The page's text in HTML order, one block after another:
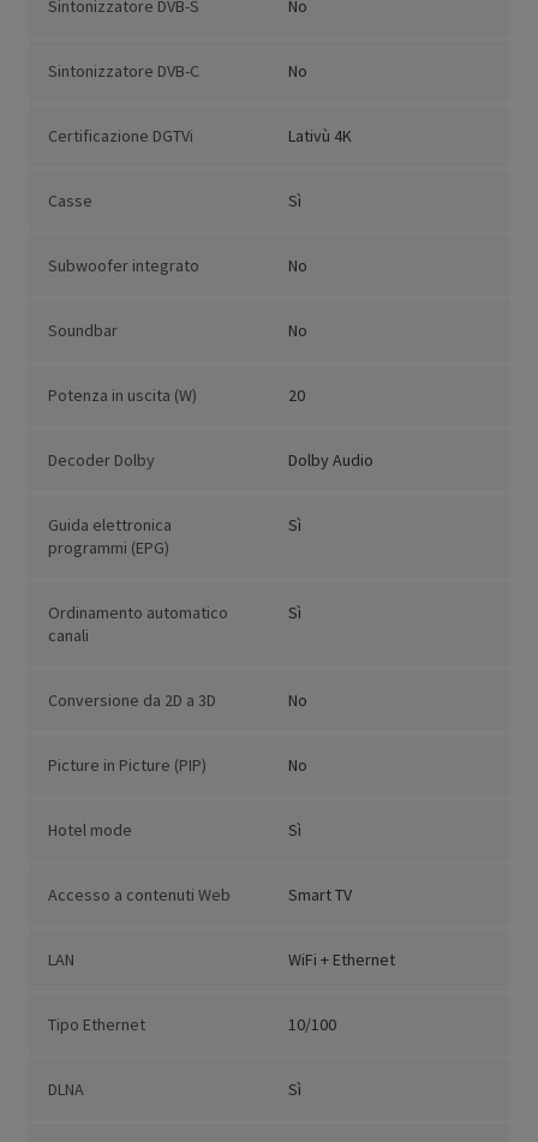
Sintonizzatore DVB-S No
Sintonizzatore DVB-C No
Certificazione DGTVi Lativù 4K
Casse Sì
Subwoofer integrato No
Soundbar No
Potenza in uscita (W) 20
Decoder Dolby Dolby Audio
Guida elettronica
programmi (EPG)
Sì
Ordinamento automatico
canali
Sì
Conversione da 2D a 3D No
Picture in Picture (PIP) No
Hotel mode Sì
Accesso a contenuti Web Smart TV
LAN WiFi + Ethernet
Tipo Ethernet 10/100
DLNA Sì